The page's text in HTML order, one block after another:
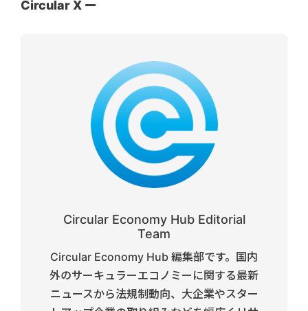
Circular X ー
Circular Economy Hub Editorial
Team
Circular Economy Hub 編集部です。国内
外のサーキュラーエコノミーに関する最新
ニュースから法規制動向、大企業やスター